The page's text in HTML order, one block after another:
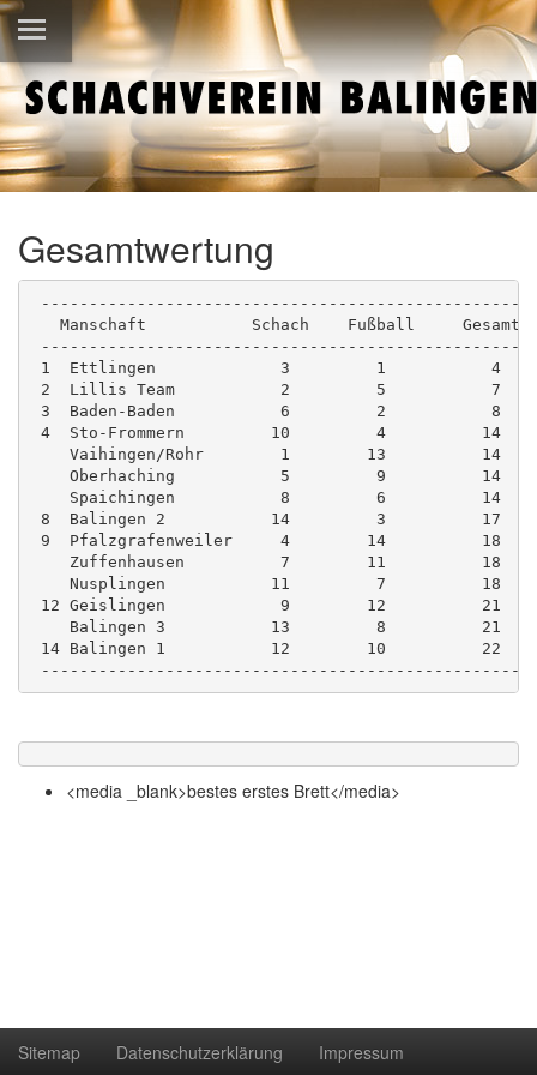
Gesamtwertung
--------------------------------------------------
   Manschaft           Schach    Fußball     Gesamt
--------------------------------------------------
1  Ettlingen             3         1           4
2  Lillis Team           2         5           7
3  Baden-Baden           6         2           8
4  Sto-Frommern         10         4          14
    Vaihingen/Rohr        1        13          14
    Oberhaching           5         9          14
    Spaichingen           8         6          14
8  Balingen 2           14         3          17
9  Pfalzgrafenweiler     4        14          18
    Zuffenhausen          7        11          18
    Nusplingen           11         7          18
12 Geislingen            9        12          21
    Balingen 3           13         8          21
14 Balingen 1           12        10          22
--------------------------------------------------
<media _blank>bestes erstes Brett</media>
Sitemap Datenschutzerklärung Impressum